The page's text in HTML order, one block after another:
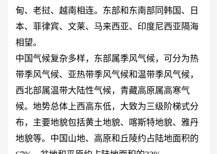
甸、老挝、越南相连。东部和东南部同韩国、日
本、菲律宾、文莱、马来西亚、印度尼西亚隔海
相望。
中国气候复杂多样，东部属季风气候，可分为热
带季风气候、亚热带季风气候和温带季风气候，
西北部属温带大陆性气候，青藏高原属高寒气
候。地势总体上西高东低，大致为三级阶梯式分
布 ，主要地貌包括黄土地貌、喀斯特地貌、雅丹
地貌等。中国山地、高原和丘陵约占陆地面积的